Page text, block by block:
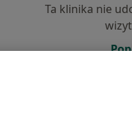
Ta klinika nie